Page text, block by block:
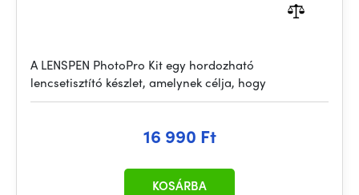
A LENSPEN PhotoPro Kit egy hordozható
lencsetisztító készlet, amelynek célja, hogy
16 990 Ft
KOSÁRBA